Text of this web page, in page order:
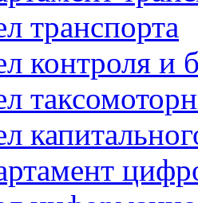
транспорта
контроля и